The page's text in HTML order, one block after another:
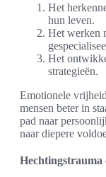
Het
hun leven.
Het werken
Het
strategieën.
Emotionele
mensen beter in
pad naar
naar diepere
Hechtingstrauma